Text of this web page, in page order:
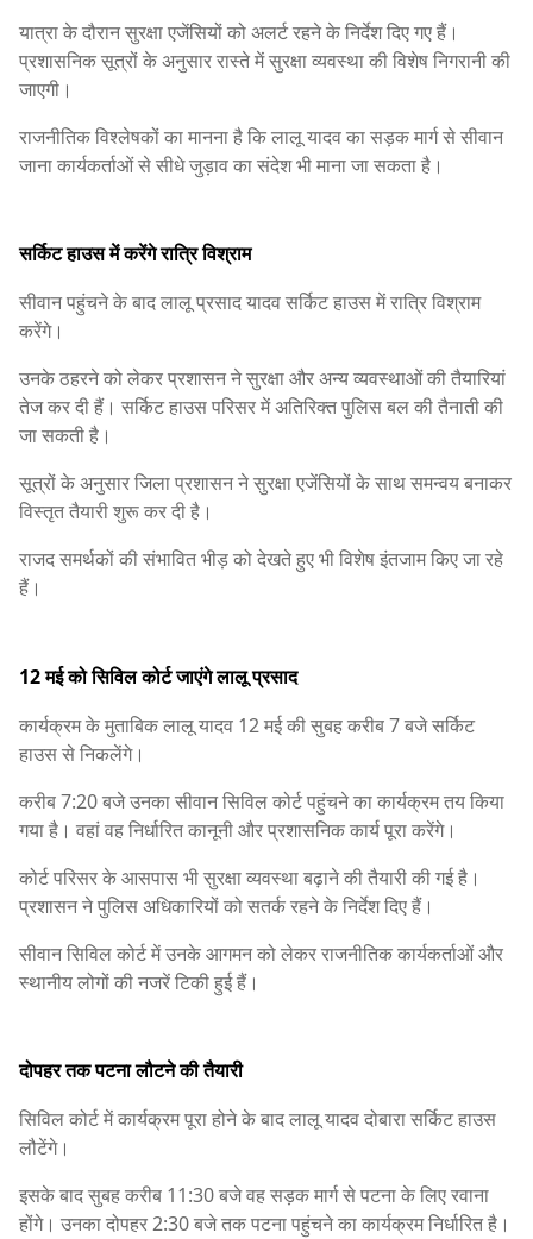
यात्रा के दौरान सुरक्षा एजेंसियों को अलर्ट रहने के निर्देश दिए गए हैं।
प्रशासनिक सूत्रों के अनुसार रास्ते में सुरक्षा व्यवस्था की विशेष निगरानी की
जाएगी।
राजनीतिक विश्लेषकों का मानना है कि लालू यादव का सड़क मार्ग से सीवान
जाना कार्यकर्ताओं से सीधे जुड़ाव का संदेश भी माना जा सकता है।
सर्किट हाउस में करेंगे रात्रि विश्राम
सीवान पहुंचने के बाद लालू प्रसाद यादव सर्किट हाउस में रात्रि विश्राम
करेंगे।
उनके ठहरने को लेकर प्रशासन ने सुरक्षा और अन्य व्यवस्थाओं की तैयारियां
तेज कर दी हैं। सर्किट हाउस परिसर में अतिरिक्त पुलिस बल की तैनाती की
जा सकती है।
सूत्रों के अनुसार जिला प्रशासन ने सुरक्षा एजेंसियों के साथ समन्वय बनाकर
विस्तृत तैयारी शुरू कर दी है।
राजद समर्थकों की संभावित भीड़ को देखते हुए भी विशेष इंतजाम किए जा रहे
हैं।
12 मई को सिविल कोर्ट जाएंगे लालू प्रसाद
कार्यक्रम के मुताबिक लालू यादव 12 मई की सुबह करीब 7 बजे सर्किट
हाउस से निकलेंगे।
करीब 7:20 बजे उनका सीवान सिविल कोर्ट पहुंचने का कार्यक्रम तय किया
गया है। वहां वह निर्धारित कानूनी और प्रशासनिक कार्य पूरा करेंगे।
कोर्ट परिसर के आसपास भी सुरक्षा व्यवस्था बढ़ाने की तैयारी की गई है।
प्रशासन ने पुलिस अधिकारियों को सतर्क रहने के निर्देश दिए हैं।
सीवान सिविल कोर्ट में उनके आगमन को लेकर राजनीतिक कार्यकर्ताओं और
स्थानीय लोगों की नजरें टिकी हुई हैं।
दोपहर तक पटना लौटने की तैयारी
सिविल कोर्ट में कार्यक्रम पूरा होने के बाद लालू यादव दोबारा सर्किट हाउस
लौटेंगे।
इसके बाद सुबह करीब 11:30 बजे वह सड़क मार्ग से पटना के लिए रवाना
होंगे। उनका दोपहर 2:30 बजे तक पटना पहुंचने का कार्यक्रम निर्धारित है।